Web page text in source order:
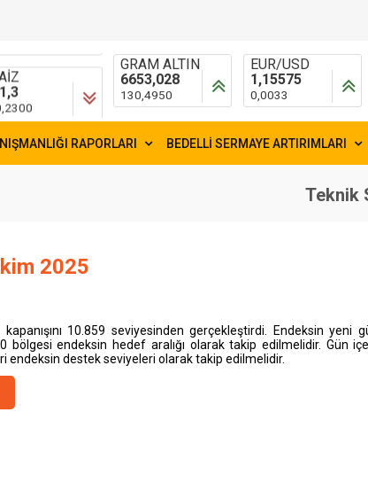
GRAM ALTIN
6653,028
130,4950
EUR/USD
1,15575
0,0033
RAPORLARI BEDELLİ SERMAYE ARTIRIMLARI
Teknik
2025
10.859 seviyesinden gerçekleştirdi. Endeksin yeni
bölgesi endeksin hedef aralığı olarak takip edilmelidir. Gün
endeksin destek seviyeleri olarak takip edilmelidir.